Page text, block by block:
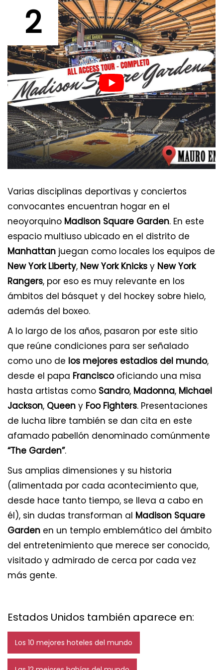
2
Varias disciplinas deportivas y conciertos
convocantes encuentran hogar en el
neoyorquino Madison Square Garden. En este
espacio multiuso ubicado en el distrito de
Manhattan juegan como locales los equipos de
New York Liberty, New York Knicks y New York
Rangers, por eso es muy relevante en los
ámbitos del básquet y del hockey sobre hielo,
además del boxeo.
A lo largo de los años, pasaron por este sitio
que reúne condiciones para ser señalado
como uno de los mejores estadios del mundo,
desde el papa Franciscooficiando una misa
hasta artistas como Sandro, Madonna, Michael
Jackson, Queen y Foo Fighters. Presentaciones
de lucha libre también se dan cita en este
afamado pabellón denominado comúnmente
“The Garden”.
Sus amplias dimensiones y su historia
(alimentada por cada acontecimiento que,
desde hace tanto tiempo, se lleva a cabo en
él), sin dudas transforman al Madison Square
Garden en un templo emblemático del ámbito
del entretenimiento que merece ser conocido,
visitado y admirado de cerca por cada vez
más gente.
Estados Unidos también aparece en:
Los 10 mejores hoteles del mundo